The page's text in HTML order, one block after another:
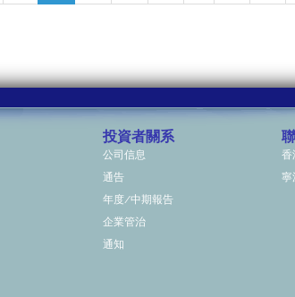
投資者關系
公司信息
通告
年度/中期報告
企業管治
通知
香
寧